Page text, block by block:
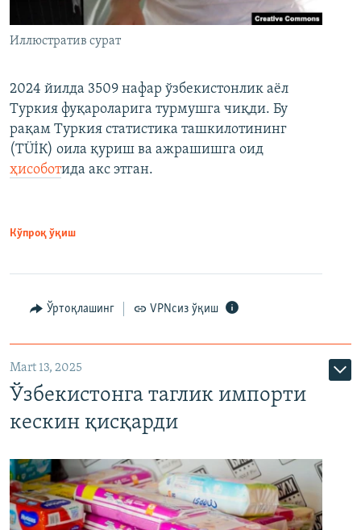
Иллюстратив сурат
2024 йилда 3509 нафар ўзбекистонлик аёл
Туркия фуқароларига турмушга чиқди. Бу
рақам Туркия статистика ташкилотининг
(ТÜİК) оила қуриш ва ажрашишга оид
ҳисоботида акс этган.
Кўпроқ ўқиш
Ўртоқлашинг VPNсиз ўқиш
Mart 13, 2025
Ўзбекистонга таглик импорти
кескин қисқарди